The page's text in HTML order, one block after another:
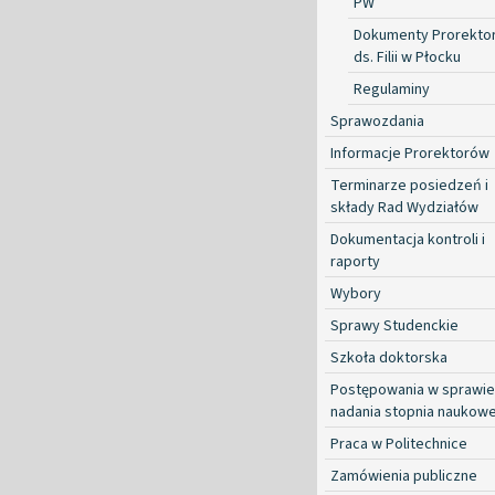
Dokumenty
ds. Filii w Płocku
Regulaminy
Sprawozdania
Informacje Prorektorów
Terminarze posiedzeń i
składy Rad Wydziałów
Dokumentacja kontroli i
raporty
Wybory
Sprawy Studenckie
Szkoła doktorska
Postępowania w sprawie
nadania stopnia
Praca w Politechnice
Zamówienia publiczne